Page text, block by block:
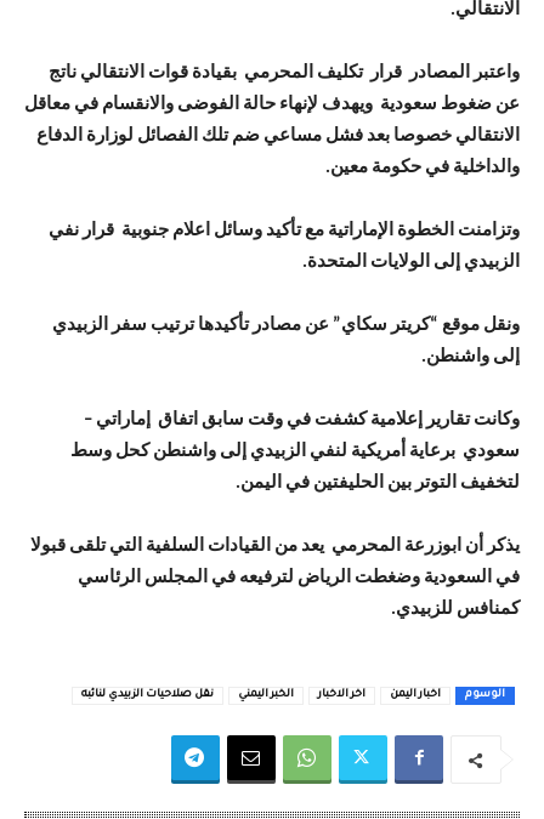
الانتقالي.
واعتبر المصادر قرار تكليف المحرمي بقيادة قوات الانتقالي ناتج
عن ضغوط سعودية ويهدف لإنهاء حالة الفوضى والانقسام في معاقل
الانتقالي خصوصا بعد فشل مساعي ضم تلك الفصائل لوزارة الدفاع
والداخلية في حكومة معين.
وتزامنت الخطوة الإماراتية مع تأكيد وسائل اعلام جنوبية قرار نفي
الزبيدي إلى الولايات المتحدة.
ونقل موقع “كريتر سكاي” عن مصادر تأكيدها ترتيب سفر الزبيدي
إلى واشنطن.
وكانت تقارير إعلامية كشفت في وقت سابق اتفاق إماراتي –
سعودي برعاية أمريكية لنفي الزبيدي إلى واشنطن كحل وسط
لتخفيف التوتر بين الحليفتين في اليمن.
يذكر أن ابوزرعة المحرمي يعد من القيادات السلفية التي تلقى قبولا
في السعودية وضغطت الرياض لترفيعه في المجلس الرئاسي
كمنافس للزبيدي.
الوسوم اخبار اليمن اخر الاخبار الخبر اليمني نقل صلاحيات الزبيدي لنائبه